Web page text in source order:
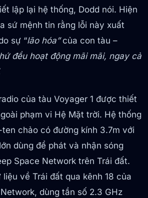
lập lại hệ thống, Dodd nói. Hiện
sứ mệnh tin rằng lỗi này xuất
sự “lão hóa”của con tàu –
đều hoạt động mãi mãi, ngay cả
của tàu Voyager 1 được thiết
phạm vi Hệ Mặt trời. Hệ thống
chảo có đường kính 3.7m với
dùng để phát và nhận sóng
Space Network trên Trái đất.
về Trái đất qua kênh 18 của
dùng tần số 2.3 GHz